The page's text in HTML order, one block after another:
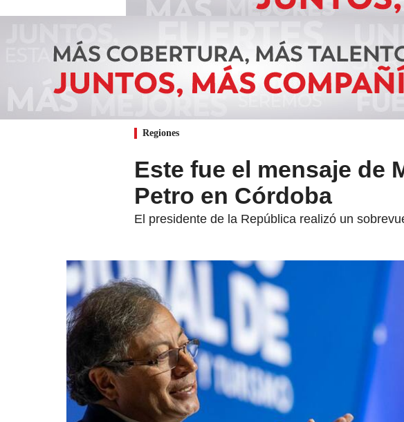
Regiones
Este fue el mensaje de
Petro en Córdoba
El presidente de la República realizó un